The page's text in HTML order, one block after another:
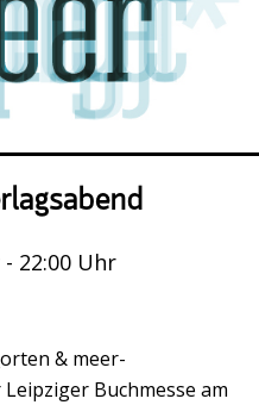
Anfahrt
22:00 Uhr
& meer-
Buchmesse am